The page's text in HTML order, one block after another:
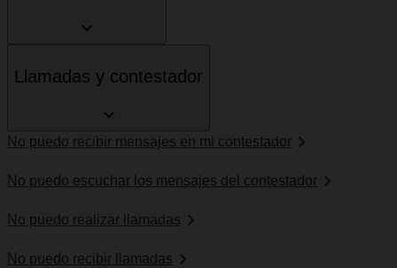
Llamadas y contestador
No puedo recibir mensajes en mi contestador
No puedo escuchar los mensajes del contestador
No puedo realizar llamadas
No puedo recibir llamadas